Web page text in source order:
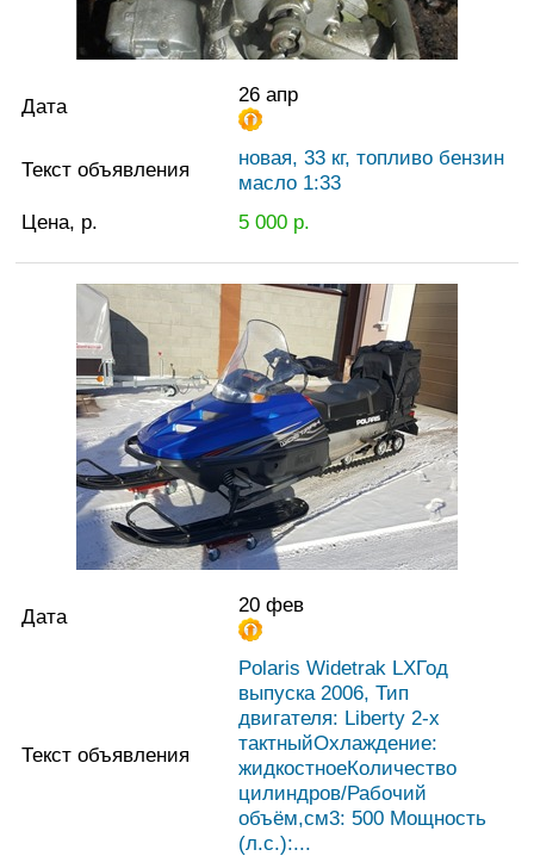
Дата 26 апр
Текст объявления
новая, 33 кг, топливо бензин
масло 1:33
Цена, р.
5 000р.
Дата 20 фев
Текст объявления
Polaris Widetrak LXГод
выпуска 2006, Тип
двигателя: Liberty 2-х
тактныйОхлаждение:
жидкостноеКоличество
цилиндров/Рабочий
объём,см3: 500 Мощность
(л.с.):...